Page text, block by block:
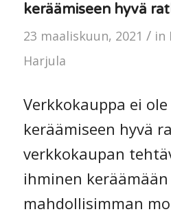
keräämiseen hyvä
23 maaliskuun, 2021 / in
Harjula
Verkkokauppa ei
keräämiseen hyvä
verkkokaupan
ihminen
mahdollisimman